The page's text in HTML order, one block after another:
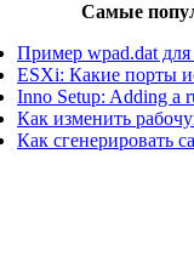
Самые
Пример wpad.dat
ESXi: Какие порты
Inno Setup: Adding a
Как изменить
Как сгенерировать